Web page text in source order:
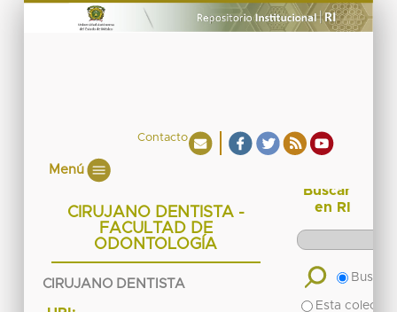
Contacto
Menú
CIRUJANO DENTISTA -
FACULTAD DE
ODONTOLOGÍA
CIRUJANO DENTISTA
Buscar
en RI
Buscar
Esta